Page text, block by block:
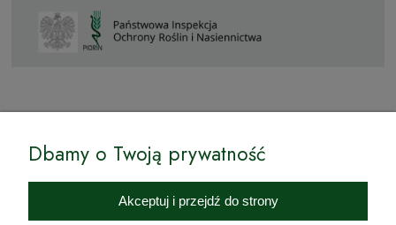
Internetowy Sklep Ogrodniczy Podkarpackie Sady to inicjatywa
podkarpackich szkółkarzy, której zamierzeniem jest wprowadzenie na
rynek wysokiej jakości drzewek owocowych, drzewek ozdobnych oraz
Dbamy o Twoją prywatność
Akceptuj i przejdź do strony